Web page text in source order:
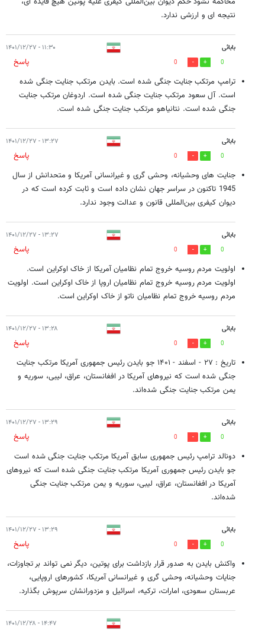
نتیجه ای و ارزشی ندارد.
بابائی ۱۱:۳۰ - ۱۴۰۱/۱۲/۲۷
0
0
پاسخ
ترامپ مرتکب جنایت جنگی شده است. بایدن مرتکب جنایت جنگی شده
است. آل سعود مرتکب جنایت جنگی شده است. اردوغان مرتکب جنایت
جنگی شده است. نتانیاهو مرتکب جنایت جنگی شده است.
بابائی ۱۳:۲۷ - ۱۴۰۱/۱۲/۲۷
0
0
پاسخ
جنایت های وحشیانه، وحشی گری و غیرانسانی آمریکا و متحدانش از سال
1945 تاکنون در سراسر جهان نشان داده است و ثابت کرده است که در
دیوان کیفری بین‌المللی قانون و عدالت وجود ندارد.
بابائی ۱۳:۲۷ - ۱۴۰۱/۱۲/۲۷
0
0
پاسخ
اولویت مردم روسیه خروج تمام نظامیان آمریکا از خاک اوکراین است.
اولویت مردم روسیه خروج تمام نظامیان اروپا از خاک اوکراین است. اولویت
مردم روسیه خروج تمام نظامیان ناتو از خاک اوکراین است.
بابائی ۱۳:۲۸ - ۱۴۰۱/۱۲/۲۷
0
0
پاسخ
تاریخ : ۲۷ - اسفند - ۱۴۰۱ جو بایدن رئیس جمهوری آمریکا مرتکب جنایت
جنگی شده است که نیرو‌های آمریکا در افغانستان، عراق، لیبی، سوریه و
یمن مرتکب جنایت جنگی شده‌اند.
بابائی ۱۳:۲۹ - ۱۴۰۱/۱۲/۲۷
0
0
پاسخ
دونالد ترامپ رئیس جمهوری سابق آمریکا مرتکب جنایت جنگی شده است
جو بایدن رئیس جمهوری آمریکا مرتکب جنایت جنگی شده است که نیرو‌های
آمریکا در افغانستان، عراق، لیبی، سوریه و یمن مرتکب جنایت جنگی
شده‌اند.
بابائی ۱۳:۲۹ - ۱۴۰۱/۱۲/۲۷
0
0
پاسخ
واکنش بایدن به صدور قرار بازداشت برای پوتین، دیگر نمی تواند بر تجاوزات،
جنایات وحشیانه، وحشی گری و غیرانسانی آمریکا، کشورهای اروپایی،
عربستان سعودی، امارات، ترکیه، اسرائیل و مزدورانشان سرپوش بگذارد.
۱۴:۴۷ - ۱۴۰۱/۱۲/۲۸